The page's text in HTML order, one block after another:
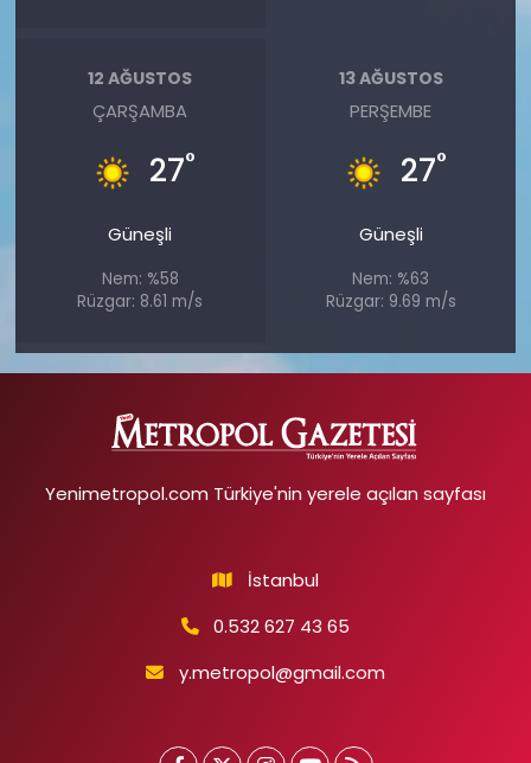
12 AĞUSTOS
ÇARŞAMBA
27°
Güneşli
Nem: %58
Rüzgar: 8.61 m/s
13 AĞUSTOS
PERŞEMBE
27°
Güneşli
Nem: %63
Rüzgar: 9.69 m/s
Yenimetropol.com Türkiye'nin yerele açılan sayfası
İstanbul
0.532 627 43 65
y.metropol@gmail.com